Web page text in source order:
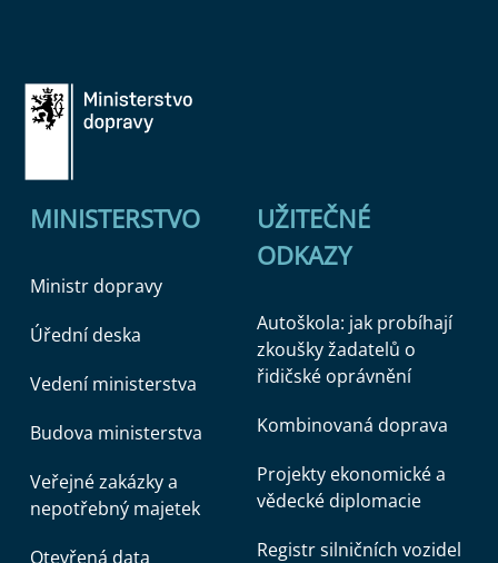
MINISTERSTVO
Ministr dopravy
Úřední deska
Vedení ministerstva
Budova ministerstva
Veřejné zakázky a
nepotřebný majetek
Otevřená data
UŽITEČNÉ
ODKAZY
Autoškola: jak probíhají
zkoušky žadatelů o
řidičské oprávnění
Kombinovaná doprava
Projekty ekonomické a
vědecké diplomacie
Registr silničních vozidel